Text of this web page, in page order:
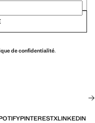
de confidentialité.
PINTERESTXLINKEDIN